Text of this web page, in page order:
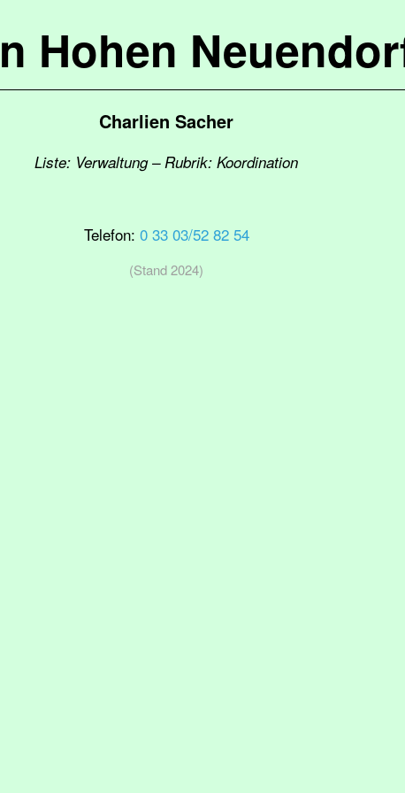
Hohen
Charlien Sacher
Liste: Verwaltung – Rubrik: Koordination
Telefon: 0 33 03/52 82 54
(Stand 2024)